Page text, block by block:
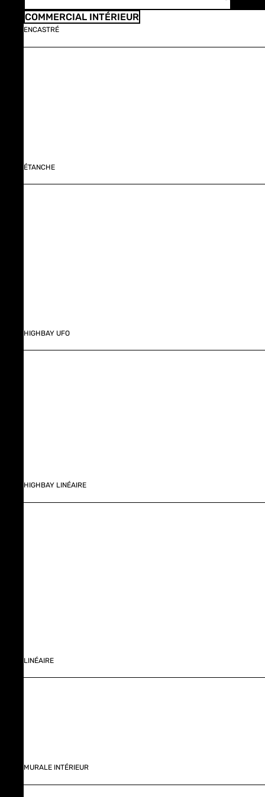
COMMERCIAL INTÉRIEUR
ENCASTRÉ
ÉTANCHE
HIGHBAY UFO
HIGHBAY LINÉAIRE
LINÉAIRE
MURALE INTÉRIEUR